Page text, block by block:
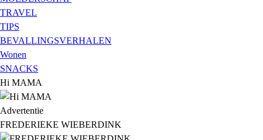
TRAVEL
TIPS
BEVALLINGSVERHALEN
Wonen
SNACKS
Hi MAMA
Advertentie
FREDERIEKE WIEBERDINK